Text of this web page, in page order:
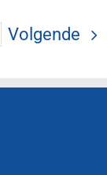
Volgende